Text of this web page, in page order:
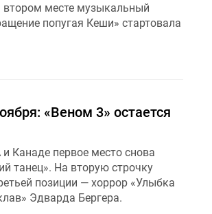
втором месте музыкальный
попугая Кеши» стартовала
«Веном 3» остается
Канаде первое место снова
танец». На вторую строчку
позиции — хоррор «Улыбка
Эдварда Бергера.